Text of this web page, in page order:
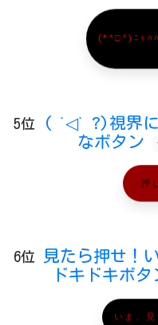
(*^□^)ﾆｬﾊ
5位
( ˙◁˙ ?)視界
なボタン
押
6位
見たら押せ！
ドキドキボタ
いま、